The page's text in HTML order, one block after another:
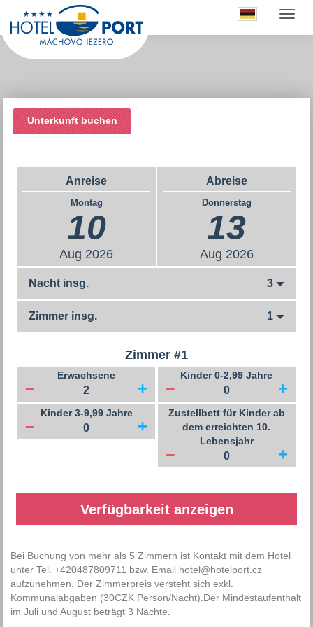
Unterkunft buchen
Anreise
Montag
10
Aug 2026
Abreise
Donnerstag
13
Aug 2026
Nacht insg. 3
Zimmer insg. 1
Zimmer #1
Erwachsene
– +
Kinder 0-2,99 Jahre
– +
Kinder 3-9,99 Jahre
– +
Zustellbett für Kinder ab
dem erreichten 10.
Lebensjahr
– +
Bei Buchung von mehr als 5 Zimmern ist Kontakt mit dem Hotel
unter Tel. +420487809711 bzw. Email hotel@hotelport.cz
aufzunehmen. Der Zimmerpreis versteht sich exkl.
Kommunalabgaben (30CZK Person/Nacht).Der Mindestaufenthalt
im Juli und August beträgt 3 Nächte.